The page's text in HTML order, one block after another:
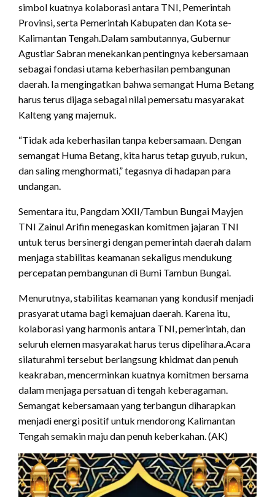
simbol kuatnya kolaborasi antara TNI, Pemerintah
Provinsi, serta Pemerintah Kabupaten dan Kota se-
Kalimantan Tengah.Dalam sambutannya, Gubernur
Agustiar Sabran menekankan pentingnya kebersamaan
sebagai fondasi utama keberhasilan pembangunan
daerah. Ia mengingatkan bahwa semangat Huma Betang
harus terus dijaga sebagai nilai pemersatu masyarakat
Kalteng yang majemuk.
“Tidak ada keberhasilan tanpa kebersamaan. Dengan
semangat Huma Betang, kita harus tetap guyub, rukun,
dan saling menghormati,” tegasnya di hadapan para
undangan.
Sementara itu, Pangdam XXII/Tambun Bungai Mayjen
TNI Zainul Arifin menegaskan komitmen jajaran TNI
untuk terus bersinergi dengan pemerintah daerah dalam
menjaga stabilitas keamanan sekaligus mendukung
percepatan pembangunan di Bumi Tambun Bungai.
Menurutnya, stabilitas keamanan yang kondusif menjadi
prasyarat utama bagi kemajuan daerah. Karena itu,
kolaborasi yang harmonis antara TNI, pemerintah, dan
seluruh elemen masyarakat harus terus dipelihara.Acara
silaturahmi tersebut berlangsung khidmat dan penuh
keakraban, mencerminkan kuatnya komitmen bersama
dalam menjaga persatuan di tengah keberagaman.
Semangat kebersamaan yang terbangun diharapkan
menjadi energi positif untuk mendorong Kalimantan
Tengah semakin maju dan penuh keberkahan. (AK)